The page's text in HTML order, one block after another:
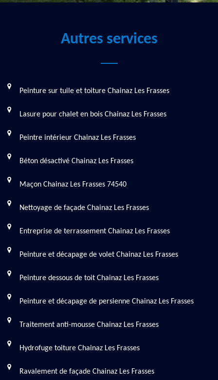
Autres services
Peinture sur tuile et toiture Chainaz Les Frasses
Lasure pour chalet en bois Chainaz Les Frasses
Peintre intérieur Chainaz Les Frasses
Béton désactivé Chainaz Les Frasses
Maçon Chainaz Les Frasses 74540
Nettoyage de façade Chainaz Les Frasses
Entreprise de terrassement Chainaz Les Frasses
Peinture et décapage de volet Chainaz Les Frasses
Peinture dessous de toit Chainaz Les Frasses
Peinture et décapage de persienne Chainaz Les Frasses
Traitement anti-mousse Chainaz Les Frasses
Hydrofuge toiture Chainaz Les Frasses
Ravalement de façade Chainaz Les Frasses